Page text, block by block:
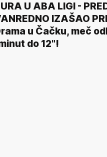
U ABA LIGI -
IZAŠAO
u Čačku, meč
do 12"!